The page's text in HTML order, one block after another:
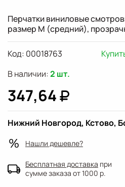
Перчатки виниловые
размер M (средний),
В наличии:2 шт.
347,64
Код: 00018763
Нижний Новгород, Кстово,
Нашли дешевле?
Бесплатная доставка при
сумме заказа от 1000 р.